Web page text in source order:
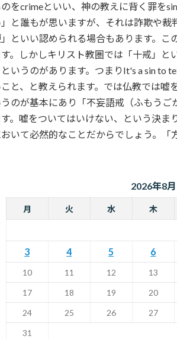
をcrimeといい、神の教えに背く罪を
と誰もが思いますが、それは詐欺や
といい認められる場合もあります。
。しかしキリスト教圏では「十戒」
いうのがあります。つまりIt's a sin to
と、と教えられます。では仏教では
のが基本にあり「不妄語戒（ふもう
。嘘をついてはいけない、という決ま
いて必然的なことだからでしょう。
2026年8月
月 火 水 木
3
4 5 6
10 11 12 13
17
18 19 20
24
25 26 27
31